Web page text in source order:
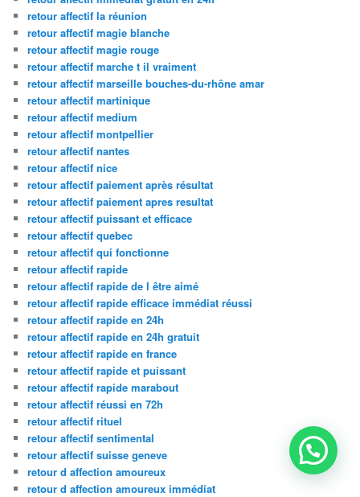
retour affectif la réunion
retour affectif magie blanche
retour affectif magie rouge
retour affectif marche t il vraiment
retour affectif marseille bouches-du-rhône amar
retour affectif martinique
retour affectif medium
retour affectif montpellier
retour affectif nantes
retour affectif nice
retour affectif paiement après résultat
retour affectif paiement apres resultat
retour affectif puissant et efficace
retour affectif quebec
retour affectif qui fonctionne
retour affectif rapide
retour affectif rapide de l être aimé
retour affectif rapide efficace immédiat réussi
retour affectif rapide en 24h
retour affectif rapide en 24h gratuit
retour affectif rapide en france
retour affectif rapide et puissant
retour affectif rapide marabout
retour affectif réussi en 72h
retour affectif rituel
retour affectif sentimental
retour affectif suisse geneve
retour d affection amoureux
retour d affection amoureux immédiat